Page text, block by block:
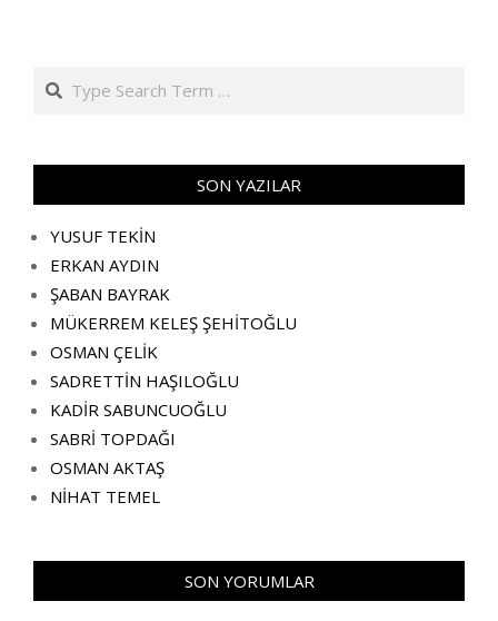
Search
SON YAZILAR
YUSUF TEKİN
ERKAN AYDIN
ŞABAN BAYRAK
MÜKERREM KELEŞ ŞEHİTOĞLU
OSMAN ÇELİK
SADRETTİN HAŞILOĞLU
KADİR SABUNCUOĞLU
SABRİ TOPDAĞI
OSMAN AKTAŞ
NİHAT TEMEL
SON YORUMLAR